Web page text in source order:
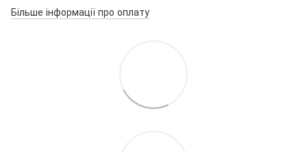
Більше інформації про оплату